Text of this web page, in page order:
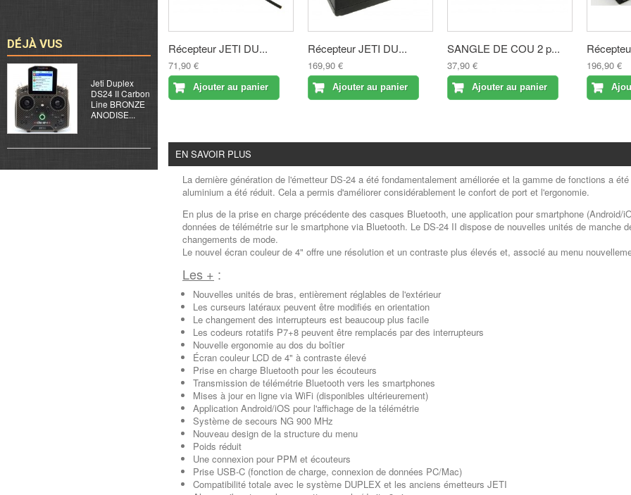
DÉJÀ VUS
Jeti Duplex
DS24 II Carbon
Line BRONZE
ANODISE...
Récepteur JETI DU...
71,90 €
Ajouter au panier
Récepteur JETI DU...
169,90 €
Ajouter au panier
SANGLE DE COU 2 p...
37,90 €
Ajouter au panier
196,90 €
EN SAVOIR PLUS
La dernière génération de l'émetteur DS-24 a été fondamentalement améliorée et la gamme de fonctions a
aluminium a été réduit. Cela a permis d'améliorer considérablement le confort de port et l'ergonomie.
En plus de la prise en charge précédente des casques Bluetooth, une application pour smartphone
données de télémétrie sur le smartphone via Bluetooth. Le DS-24 II dispose de nouvelles unités de manche
changements de mode.
Le nouvel écran couleur de 4" offre une résolution et un contraste plus élevés et, associé au menu
Les + :
Nouvelles unités de bras, entièrement réglables de l'extérieur
Les curseurs latéraux peuvent être modifiés en orientation
Le changement des interrupteurs est beaucoup plus facile
Les codeurs rotatifs P7+8 peuvent être remplacés par des interrupteurs
Nouvelle ergonomie au dos du boîtier
Écran couleur LCD de 4" à contraste élevé
Prise en charge Bluetooth pour les écouteurs
Transmission de télémétrie Bluetooth vers les smartphones
Mises à jour en ligne via WiFi (disponibles ultérieurement)
Application Android/iOS pour l'affichage de la télémétrie
Système de secours NG 900 MHz
Nouveau design de la structure du menu
Poids réduit
Une connexion pour PPM et écouteurs
Prise USB-C (fonction de charge, connexion de données PC/Mac)
Compatibilité totale avec le système DUPLEX et les anciens émetteurs JETI